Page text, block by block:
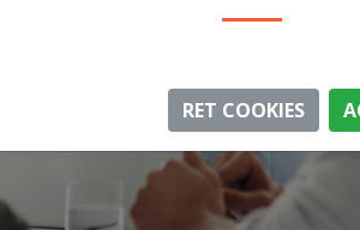
RET COOKIES